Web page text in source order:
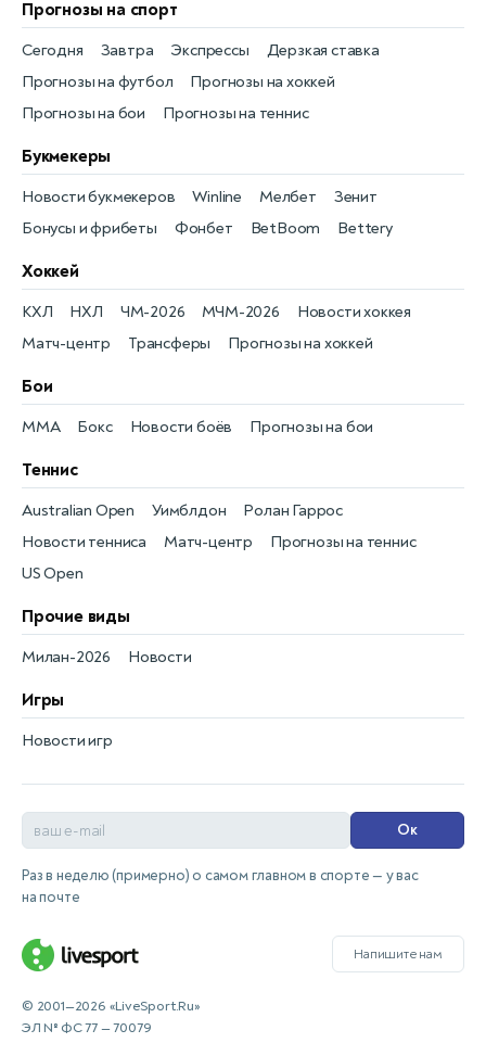
Прогнозы на спорт
Прогнозы на футбол
Сегодня
Прогнозы на хоккей
Завтра
Прогнозы на бои
Экспрессы
Прогнозы на теннис
Дерзкая ставка
Букмекеры
Бонусы и фрибеты
Новости букмекеров
Фонбет
Winline
BetBoom
Мелбет
Bettery
Зенит
Хоккей
Новости хоккея
КХЛ
Матч-центр
НХЛ
Трансферы
ЧМ-2026
Прогнозы на хоккей
МЧМ-2026
Бои
Новости боёв
MMA Прогнозы на бои
Бокс
Теннис
Новости тенниса
Australian Open
Матч-центр
Уимблдон
Прогнозы на теннис
Ролан Гаррос
US Open
Прочие виды
Новости
Милан-2026
Игры
Новости игр
Ок
Раз в неделю (примерно) о самом главном в спорте — у вас
на почте
Напишите нам
© 2001—2026 «LiveSport.Ru»
ЭЛ № ФС 77 — 70079